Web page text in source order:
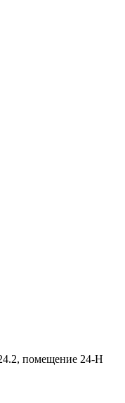
помещение 24-Н